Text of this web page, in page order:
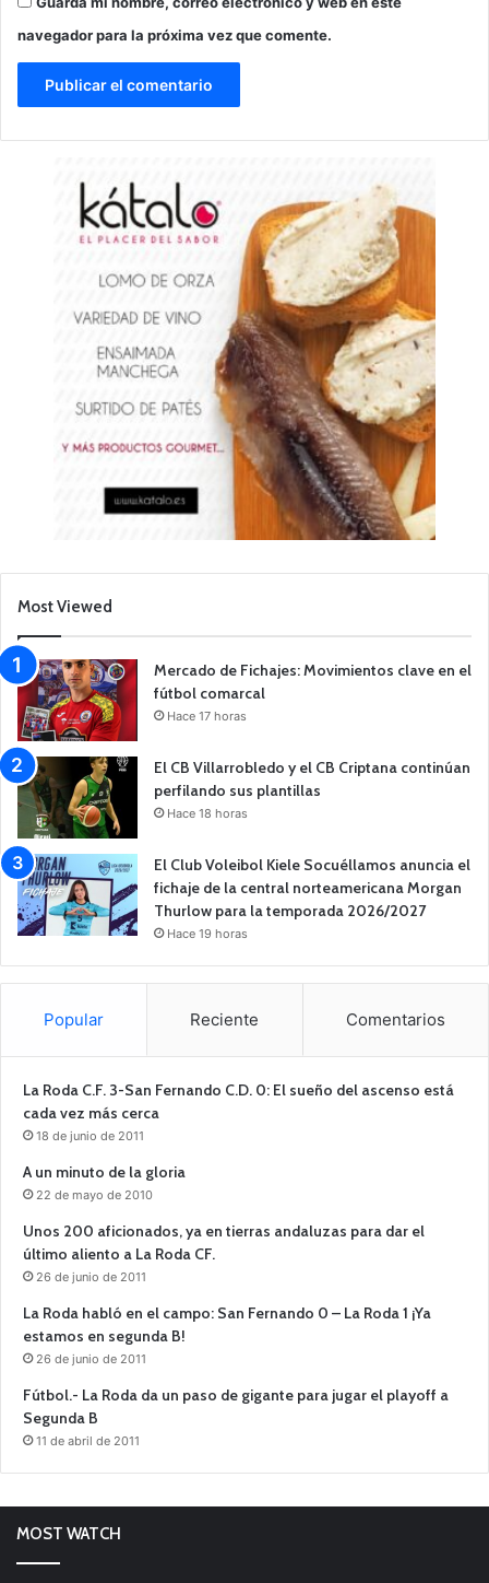
navegador para la próxima vez que comente.
Most Viewed
Mercado de Fichajes: Movimientos clave en el
fútbol comarcal
Hace 17 horas
El CB Villarrobledo y el CB Criptana continúan
perfilando sus plantillas
Hace 18 horas
El Club Voleibol Kiele Socuéllamos anuncia el
fichaje de la central norteamericana Morgan
Thurlow para la temporada 2026/2027
Hace 19 horas
Popular Reciente Comentarios
La Roda C.F. 3-San Fernando C.D. 0: El sueño del ascenso está
cada vez más cerca
18 de junio de 2011
A un minuto de la gloria
22 de mayo de 2010
Unos 200 aficionados, ya en tierras andaluzas para dar el
último aliento a La Roda CF.
26 de junio de 2011
La Roda habló en el campo: San Fernando 0 – La Roda 1 ¡Ya
estamos en segunda B!
26 de junio de 2011
Fútbol.- La Roda da un paso de gigante para jugar el playoff a
Segunda B
11 de abril de 2011
MOST WATCH